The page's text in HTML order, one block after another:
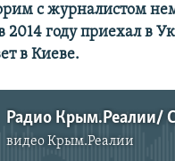
с журналистом
году приехал в
в Киеве.
видеоКрым.Реалии
source currently